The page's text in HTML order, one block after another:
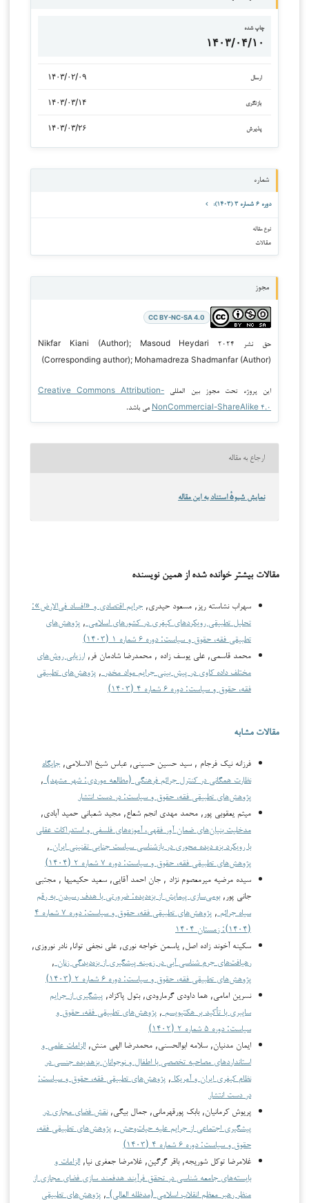
چاپ شده
۱۴۰۳/۰۴/۱۰
ارسال ۱۴۰۳/۰۲/۰۹
بازنگری ۱۴۰۳/۰۳/۱۴
پذیرش ۱۴۰۳/۰۳/۲۶
شماره
دوره ۶ شماره ۳ (۱۴۰۳):
نوع مقاله
مقالات
مجوز
CC BY-NC-SA 4.0
حق نشر ۲۰۲۴ Nikfar Kiani (Author); Masoud Heydari
(Corresponding author); Mohamadreza Shadmanfar (Author)
این پروژه تحت مجوز بین المللی Creative Commons Attribution-
NonCommercial-ShareAlike ۴.۰ می باشد.
ارجاع به مقاله
نمایش شیوهٔ استناد به این مقاله
مقالات بیشتر خوانده شده از همین نویسنده
سهراب نشاسته ريز, مسعود حيدري, جرایم اقتصادی و «افساد فی‌الارض»:
تحلیل تطبیقی رویکردهای کیفری در کشورهای اسلامی , پژوهش‌های
تطبیقی فقه، حقوق و سیاست: دوره ۶ شماره ۱ (۱۴۰۳)
محمد قاسمی, علی یوسف زاده , محمدرضا شادمان فر, ارزیابی روش‌های
مختلف داده کاوی در پیش بینی جرایم مواد مخدر , پژوهش‌های تطبیقی
فقه، حقوق و سیاست: دوره ۶ شماره ۴ (۱۴۰۳)
مقالات مشابه
فرزانه نیک فرجام , سید حسین حسینی, عباس شیخ الاسلامی, جایگاه
نظارت همگانی در کنترل جرائم فرهنگی (مطالعه موردی: شهر مشهد) ,
پژوهش‌های تطبیقی فقه، حقوق و سیاست: در دست انتشار
میثم یعقوبی پور, محمد مهدی انجم شعاع, مجید شعبانی حمید آبادی,
مدخلیت بنیان‌های ضمان آور فقهی، آموزه‌های فلسفی و استدراکات عقلی
با رویکرد بزه دیده محوری در بازشناسی سیاست‌ جنایی تقنینی ایران ,
پژوهش‌های تطبیقی فقه، حقوق و سیاست: دوره ۷ شماره ۲ (۱۴۰۴)
سيده مرضيه ميرمعصوم نژاد , جان احمد آقايي, سعيد حكيميها , مجتبي
جاني پور,بومی‌سازی پیمایش از بزه‌دیده: ضرورتی با هدف رسیدن به رقم
سیاه جرائم ,
پژوهش‌های تطبیقی فقه، حقوق و سیاست: دوره ۷ شماره ۴
(۱۴۰۴): زمستان ۱۴۰۴
سکینه آخوند زاده اصل, یاسمن خواجه نوری, علی نجفی توانا, نادر نوروزی,
رهیافت‌های جرم شناسی آبی در زمینه پیشگیری از بزه‌دیدگی زنان ,
پژوهش‌های تطبیقی فقه، حقوق و سیاست: دوره ۶ شماره ۲ (۱۴۰۳)
نسرین امامی, هما داودی گرمارودی, بتول پاکزاد, پیشگیری از جرایم‌
سایبری با تأکید بر هکتیویسم , پژوهش‌های تطبیقی فقه، حقوق و
سیاست: دوره ۵ شماره ۲ (۱۴۰۲)
ایمان مدنیان, سلامه ابوالحسنی, محمدرضا الهی منش, الزامات علمی و
استانداردهای مصاحبه تخصصی با اطفال و نوجوانان بزهدیده جنسی در
نظام کیفری ایران و آمریکا , پژوهش‌های تطبیقی فقه، حقوق و سیاست:
در دست انتشار
پریوش کرمانیان, بابک پورقهرمانی, جمال بیگی,نقش فضای مجازی در
پیشگیری اجتماعی از جرایم علیه حیات‌وحش , پژوهش‌های تطبیقی فقه،
حقوق و سیاست: دوره ۶ شماره ۴ (۱۴۰۳)
غلامرضا توکل شوریجه, باقر گرگین, غلامرضا جعفری نیا, الزامات و
بایسته‌های جامعه شناسی در تحقق فرآیند هدفمند سازی فضای مجازی از
منظر رهبر معظم انقلاب اسلامی (مدظله العالی) , پژوهش‌های تطبیقی